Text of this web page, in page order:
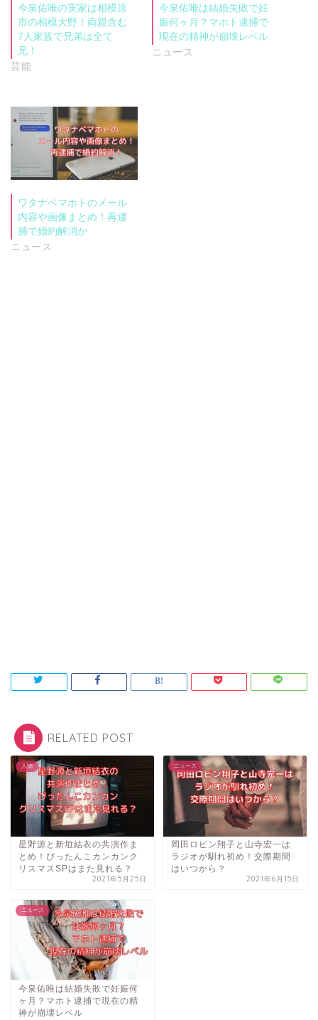
今泉佑唯の実家は相模原
市の相模大野！両親含む
7人家族で兄弟は全て
兄！
芸能
今泉佑唯は結婚失敗で妊
娠何ヶ月？マホト逮捕で
現在の精神が崩壊レベル
ニュース
ワタナベマホトのメール
内容や画像まとめ！再逮
捕で婚約解消か
ニュース
RELATED POST
人物
星野源と新垣結衣の共演作ま
とめ！ぴったんこカンカンク
リスマスSPはまた見れる？
2021年5月25日
ニュース
岡田ロビン翔子と山寺宏一は
ラジオが馴れ初め！交際期間
はいつから？
2021年6月15日
ニュース
今泉佑唯は結婚失敗で妊娠何
ヶ月？マホト逮捕で現在の精
神が崩壊レベル